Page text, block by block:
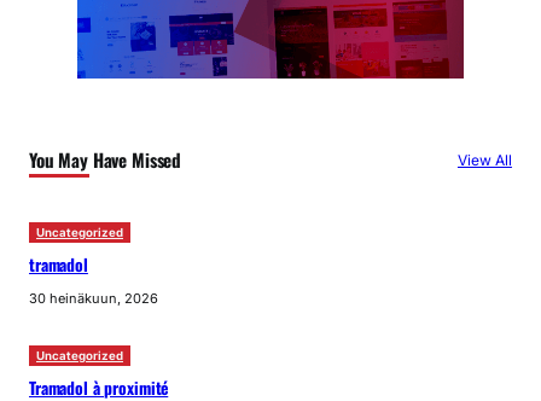
You May Have Missed View All
Uncategorized
tramadol
30 heinäkuun, 2026
Uncategorized
Tramadol à proximité